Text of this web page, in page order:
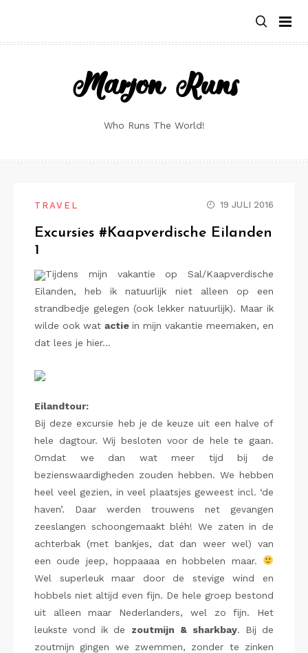
content
Marjon Runs
Who Runs The World!
TRAVEL 19 JULI 2016
Excursies #Kaapverdische Eilanden
1
Tijdens mijn vakantie op Sal/Kaapverdische
Eilanden, heb ik natuurlijk niet alleen op een
strandbedje gelegen (ook lekker natuurlijk). Maar ik
wilde ook wat actie in mijn vakantie meemaken, en
dat lees je hier…
Eilandtour:
Bij deze excursie heb je de keuze uit een halve of
hele dagtour. Wij besloten voor de hele te gaan.
Omdat we dan wat meer tijd bij de
bezienswaardigheden zouden hebben. We hebben
heel veel gezien, in veel plaatsjes geweest incl. ‘de
haven’. Daar werden trouwens net gevangen
zeeslangen schoongemaakt bléh! We zaten in de
achterbak (met bankjes, dat dan weer wel) van
een oude jeep, hoppaaaa en hobbelen maar.
Wel superleuk maar door de stevige wind en
hobbels niet altijd even fijn. De hele groep bestond
uit alleen maar Nederlanders, wel zo fijn. Het
leukste vond ik de zoutmijn & sharkbay. Bij de
zoutmijn gingen we zwemmen, zonder te zinken